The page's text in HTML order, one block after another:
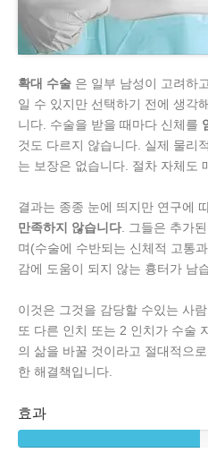
확대 수술 은 일부 남성이 고려하
일 수 있지만 선택하기 전에 생각
니다. 수술을 받을 때마다 신체를
것도 다르지 않습니다. 실제 물리
는 보장은 없습니다. 절차 자체도
결과는 종종 눈에 띄지만 연구에
만족하지 않습니다. 그들은 추가
며(수술에 수반되는 신체적 고통
감에 도움이 되지 않는 흉터가 남
이것은 그것을 감당할 수있는 사
또 다른 인치 또는 2 인치가 수술
의 삶을 바꿀 것이라고 절대적으
한 해결책입니다.
효과